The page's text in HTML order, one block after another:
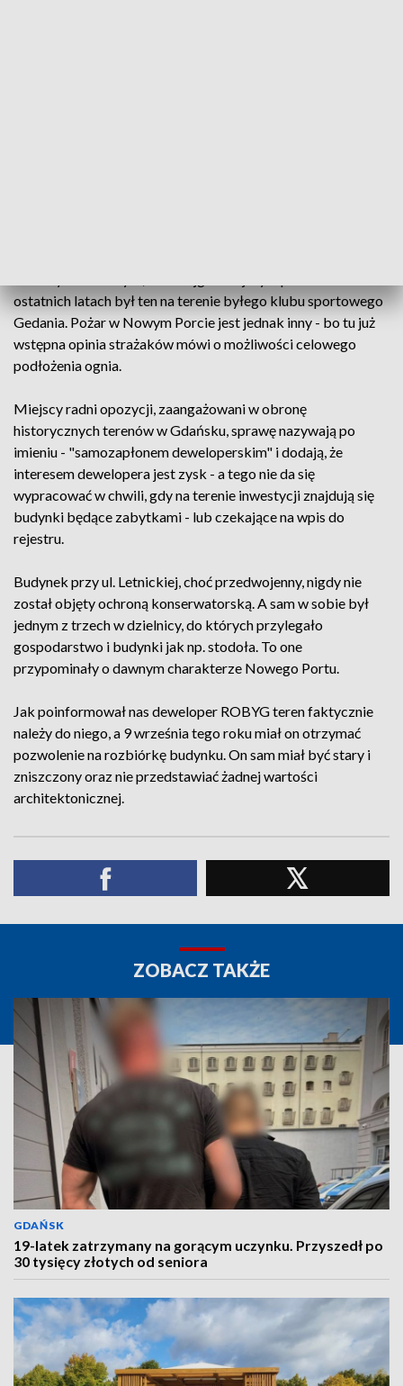
ostatnich latach był ten na terenie byłego klubu sportowego
Gedania. Pożar w Nowym Porcie jest jednak inny - bo tu już
wstępna opinia strażaków mówi o możliwości celowego
podłożenia ognia.
Miejscy radni opozycji, zaangażowani w obronę
historycznych terenów w Gdańsku, sprawę nazywają po
imieniu - "samozapłonem deweloperskim" i dodają, że
interesem dewelopera jest zysk - a tego nie da się
wypracować w chwili, gdy na terenie inwestycji znajdują się
budynki będące zabytkami - lub czekające na wpis do
rejestru.
Budynek przy ul. Letnickiej, choć przedwojenny, nigdy nie
został objęty ochroną konserwatorską. A sam w sobie był
jednym z trzech w dzielnicy, do których przylegało
gospodarstwo i budynki jak np. stodoła. To one
przypominały o dawnym charakterze Nowego Portu.
Jak poinformował nas deweloper ROBYG teren faktycznie
należy do niego, a 9 września tego roku miał on otrzymać
pozwolenie na rozbiórkę budynku. On sam miał być stary i
zniszczony oraz nie przedstawiać żadnej wartości
architektonicznej.
ZOBACZ TAKŻE
GDAŃSK
19-latek zatrzymany na gorącym uczynku. Przyszedł po
30 tysięcy złotych od seniora